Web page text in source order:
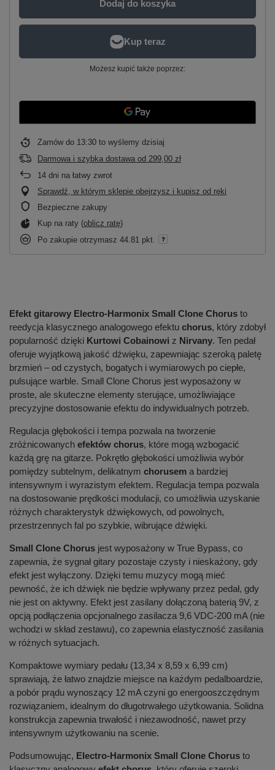
Dodaj do koszyka
Możesz kupić także poprzez:
Zamów do 13:30 to wyślemy dzisiaj
Darmowa i szybka dostawa od 299,00 zł
14 dni na łatwy zwrot
Sprawdź, w którym sklepie obejrzysz i kupisz od ręki
Bezpieczne zakupy
Kup na raty (oblicz ratę)
Po zakupie otrzymasz 44.81 pkt.
Efekt gitarowy Electro-Harmonix Small Clone Chorus to
reedycja klasycznego analogowego efektu chorus, który zdobył
popularność dzięki Kurtowi Cobainowi z Nirvany. Ten pedał
oferuje wyjątkową jakość dźwięku, zapewniając szeroką paletę
brzmień – od czystych, bogatych i wymiarowych po ciepłe,
pulsujące warble. Small Clone Chorus jest wyposażony w
proste, ale skuteczne elementy sterujące, umożliwiające
precyzyjne dostosowanie efektu do indywidualnych potrzeb.
Regulacja głębokości i tempa pozwala na tworzenie
zróżnicowanych efektów chorus, które mogą wzbogacić
każdą grę na gitarze. Pokrętło głębokości umożliwia wybór
pomiędzy subtelnym, delikatnym chorusem a bardziej
intensywnym i wyrazistym efektem. Regulacja tempa pozwala
na dostosowanie prędkości modulacji, co umożliwia uzyskanie
różnych charakterystyk dźwiękowych, od powolnych,
przestrzennych fal po szybkie, wibrujące dźwięki.
Small Clone Chorus jest wyposażony w True Bypass, co
zapewnia, że sygnał gitary pozostaje czysty i nieskażony, gdy
efekt jest wyłączony. Dzięki temu muzycy mogą mieć
pewność, że ich dźwięk nie będzie wpływany przez pedał, gdy
nie jest on aktywny. Efekt jest zasilany dołączoną baterią 9V, z
opcją podłączenia opcjonalnego zasilacza 9,6 VDC-200 mA (nie
wchodzi w skład zestawu), co zapewnia elastyczność zasilania
w różnych sytuacjach.
Kompaktowe wymiary pedału (13,34 x 8,59 x 6,99 cm)
sprawiają, że łatwo znajdzie miejsce na każdym pedalboardzie,
a pobór prądu wynoszący 12 mA czyni go energooszczędnym
rozwiązaniem, idealnym do długotrwałego użytkowania. Solidna
konstrukcja zapewnia trwałość i niezawodność, nawet przy
intensywnym użytkowaniu na scenie.
Podsumowując, Electro-Harmonix Small Clone Chorus to